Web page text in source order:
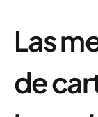
Las
de